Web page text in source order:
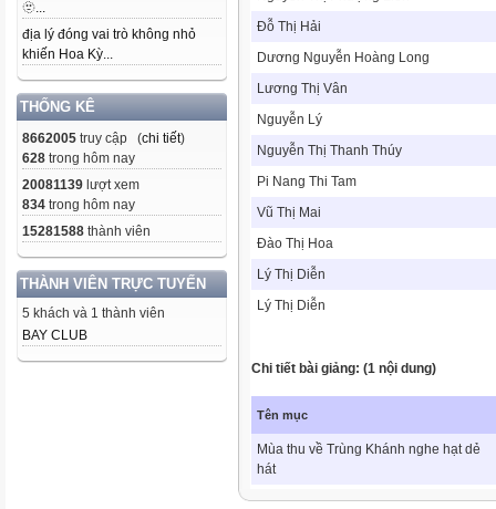
🫥...
địa lý đóng vai trò không nhỏ
khiến Hoa Kỳ...
THỐNG KÊ
8662005 truy cập (chi tiết)
628 trong hôm nay
20081139 lượt xem
834 trong hôm nay
15281588 thành viên
THÀNH VIÊN TRỰC TUYẾN
5 khách và 1 thành viên
BAY CLUB
Đỗ Thị Hải
Dương Nguyễn Hoàng Long
­Lương Thị Vân
Nguyễn Lý
Nguyễn Thị Thanh Thúy
Pi Nang Thi Tam
Vũ Thị Mai
Đào Thị Hoa
Lý Thị Diễn
Lý Thị Diễn
Chi tiết bài giảng: (1 nội dung)
Tên mục
Mùa thu về Trùng Khánh nghe hạt dẻ
hát